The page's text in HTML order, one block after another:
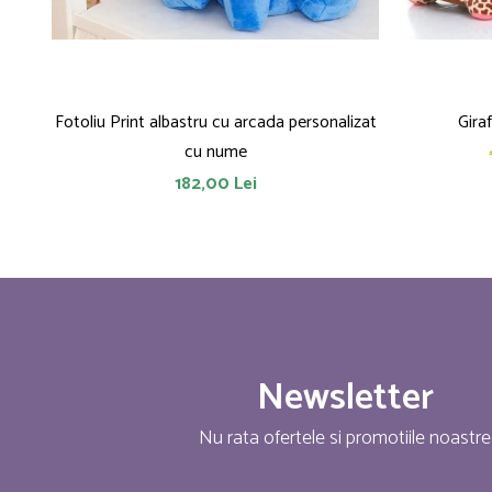
Fotoliu Print albastru cu arcada personalizat
cu nume
182,00 Lei
Newsletter
Nu rata ofertele si promotiile noastre